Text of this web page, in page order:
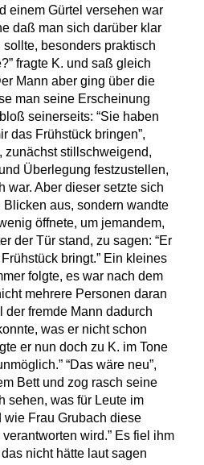
einem Gürtel versehen war
daß man sich darüber klar
besonders praktisch
fragte K. und saß gleich
Mann aber ging über die
man seine Erscheinung
seinerseits: “Sie haben
das Frühstück bringen”,
zunächst stillschweigend,
Überlegung festzustellen,
war. Aber dieser setzte sich
aus, sondern wandte
öffnete, um jemandem,
der Tür stand, zu sagen: “Er
bringt.” Ein kleines
folgte, es war nach dem
mehrere Personen daran
der fremde Mann dadurch
was er nicht schon
er nun doch zu K. im Tone
“Das wäre neu”,
Bett und zog rasch seine
sehen, was für Leute im
wie Frau Grubach diese
wird.” Es fiel ihm
nicht hätte laut sagen